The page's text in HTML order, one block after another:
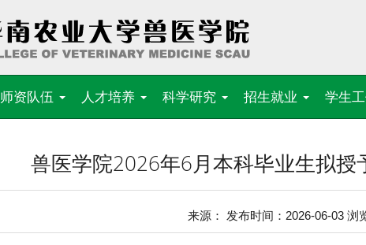
师资队伍 人才培养 科学研究 招生就业 学生
兽医学院2026年6月本科毕业生拟授
来源： 发布时间：2026-06-03 浏